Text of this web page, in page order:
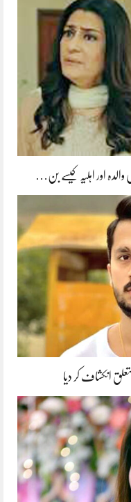
اور اہلیہ کیسے بن…
انکشاف کر دیا